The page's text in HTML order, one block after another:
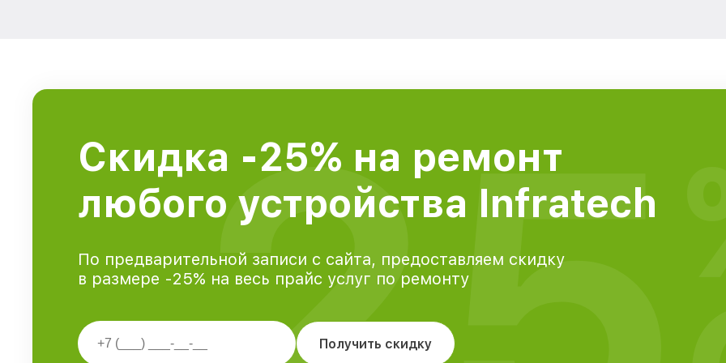
Скидка -25% на ремонт
любого устройства Infratech
По предварительной записи с сайта, предоставляем скидку
в размере -25% на весь прайс услуг по ремонту
Получить скидку